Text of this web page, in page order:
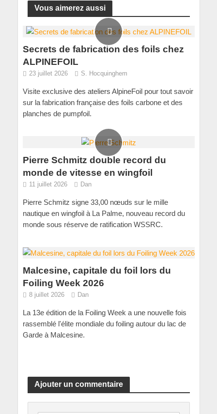
Vous aimerez aussi
Secrets de fabrication des foils chez
ALPINEFOIL
23 juillet 2026 S. Hocquinghem
Visite exclusive des ateliers AlpineFoil pour tout savoir
sur la fabrication française des foils carbone et des
planches de pumpfoil.
Pierre Schmitz double record du
monde de vitesse en wingfoil
11 juillet 2026 Dan
Pierre Schmitz signe 33,00 nœuds sur le mille
nautique en wingfoil à La Palme, nouveau record du
monde sous réserve de ratification WSSRC.
Malcesine, capitale du foil lors du
Foiling Week 2026
8 juillet 2026 Dan
La 13e édition de la Foiling Week a une nouvelle fois
rassemblé l'élite mondiale du foiling autour du lac de
Garde à Malcesine.
Ajouter un commentaire